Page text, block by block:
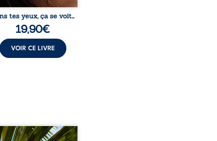
tes yeux, ça se voit…
19,90€
VOIR CE LIVRE
Pierre, jeune retraité,